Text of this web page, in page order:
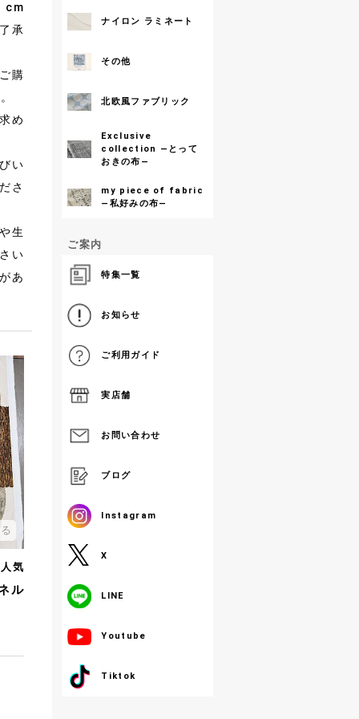
cm
承
購
め
い
さ
生
い
あ
人気
ル
ナイロン ラミネート
その他
北欧風ファブリック
Exclusive
collection ―とって
おきの布―
my piece of fabric
―私好みの布―
ご案内
特集一覧
お知らせ
ご利用ガイド
実店舗
お問い合わせ
ブログ
Instagram
X
LINE
Youtube
Tiktok